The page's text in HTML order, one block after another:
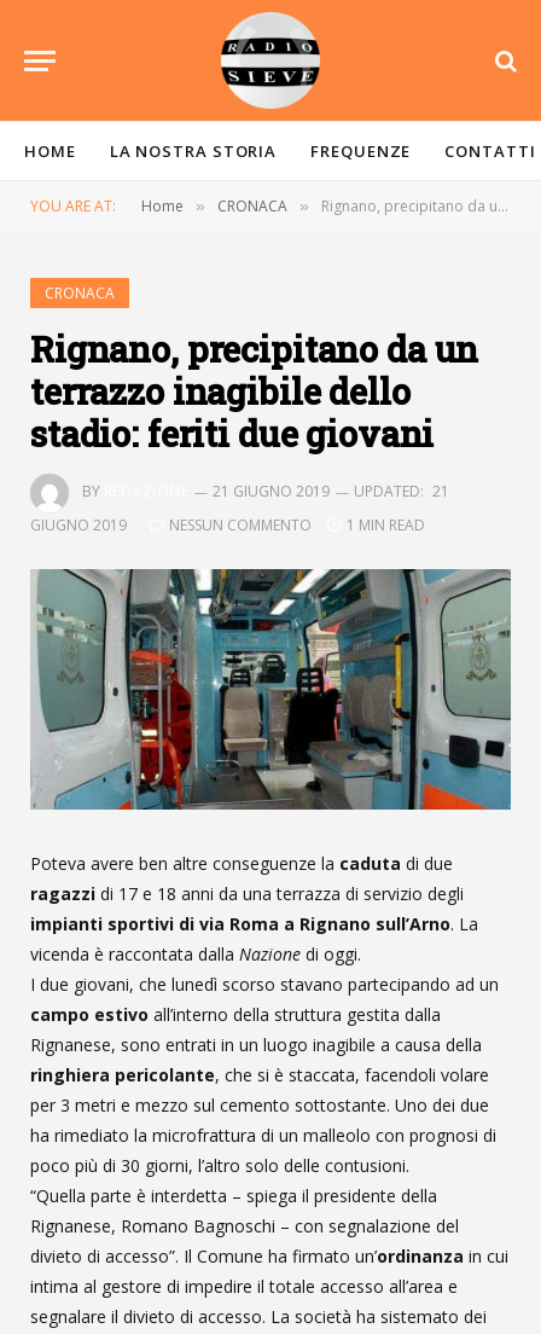
HOME LA NOSTRA STORIA FREQUENZE CONTATTI
YOU ARE AT: Home » CRONACA » Rignano, precipitano da un terrazzo inagibile dello stadio: feriti due giovani
CRONACA
Rignano, precipitano da un
terrazzo inagibile dello
stadio: feriti due giovani
BY 21 GIUGNO 2019 UPDATED: 21
GIUGNO 2019
NESSUN COMMENTO 1 MIN READ
Poteva avere ben altre conseguenze la caduta di due
ragazzi di 17 e 18 anni da una terrazza di servizio degli
impianti sportivi di via Roma a Rignano sull’Arno. La
vicenda è raccontata dalla Nazione di oggi.
I due giovani, che lunedì scorso stavano partecipando ad un
campo estivo all’interno della struttura gestita dalla
Rignanese, sono entrati in un luogo inagibile a causa della
ringhiera pericolante, che si è staccata, facendoli volare
per 3 metri e mezzo sul cemento sottostante. Uno dei due
ha rimediato la microfrattura di un malleolo con prognosi di
poco più di 30 giorni, l’altro solo delle contusioni.
“Quella parte è interdetta – spiega il presidente della
Rignanese, Romano Bagnoschi – con segnalazione del
divieto di accesso”. Il Comune ha firmato un’ordinanza in cui
intima al gestore di impedire il totale accesso all’area e
segnalare il divieto di accesso. La società ha sistemato dei